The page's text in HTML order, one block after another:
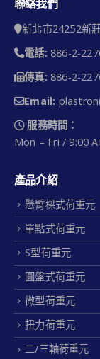
聯絡我們
新北市24252新
電話: 886-2-
傳真: 886-2-
Email:
服務時間：
Mon – Fri / 9:00
產品介紹
懸臂樑式荷重元
單點式荷重元
S型荷重元
圓盤式荷重元
微型荷重元
扭力荷重元
二/三軸荷重元